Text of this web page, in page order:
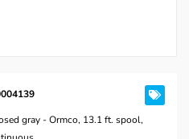
gray - Ormco, 13.1 ft. spool,